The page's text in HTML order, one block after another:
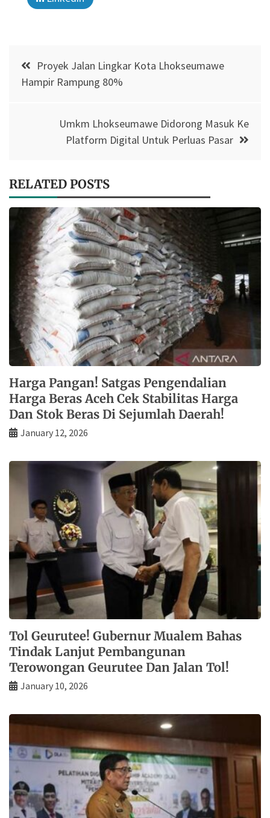
Post
navigation
Proyek Jalan Lingkar Kota Lhokseumawe
Hampir Rampung 80%
Umkm Lhokseumawe Didorong Masuk Ke
Platform Digital Untuk Perluas Pasar
RELATED POSTS
Harga Pangan! Satgas Pengendalian
Harga Beras Aceh Cek Stabilitas Harga
Dan Stok Beras Di Sejumlah Daerah!
January 12, 2026
Tol Geurutee! Gubernur Mualem Bahas
Tindak Lanjut Pembangunan
Terowongan Geurutee Dan Jalan Tol!
January 10, 2026